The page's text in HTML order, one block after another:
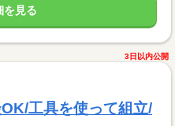
を見る
3日以内公開
工具を使って組立/